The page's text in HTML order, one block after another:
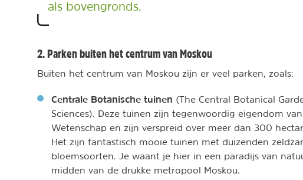
als bovengronds.
2. Parken buiten het centrum van Moskou
Buiten het centrum van Moskou zijn er veel parken, zoals:
Centrale Botanische tuinen (The Central Botanical
Sciences). Deze tuinen zijn tegenwoordig eigendom
Wetenschap en zijn verspreid over meer dan 300
Het zijn fantastisch mooie tuinen met duizenden
bloemsoorten. Je waant je hier in een paradijs van
midden van de drukke metropool Moskou.